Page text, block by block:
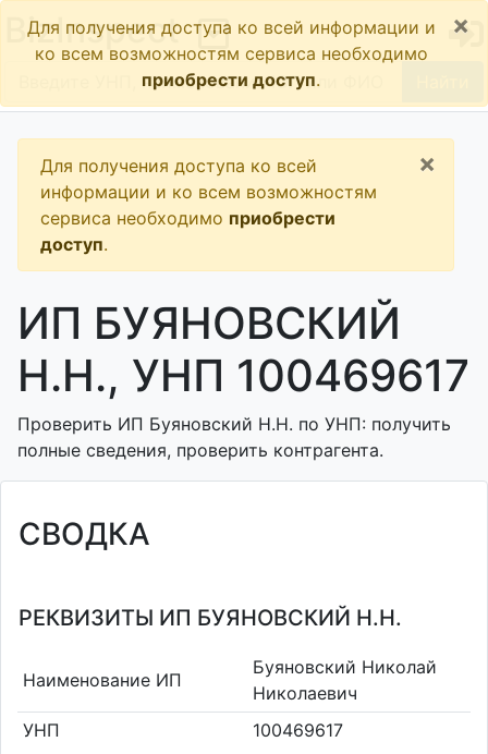
BizInspect
Для получения доступа ко всей информации и
ко всем возможностям сервиса необходимо
приобрести доступ.
×
Для получения доступа ко всей
информации и ко всем возможностям
сервиса необходимо приобрести
доступ.
×
ИП БУЯНОВСКИЙ
Н.Н., УНП 100469617
Проверить ИП Буяновский Н.Н. по УНП: получить
полные сведения, проверить контрагента.
СВОДКА
РЕКВИЗИТЫ ИП БУЯНОВСКИЙ Н.Н.
Наименование ИП
Буяновский Николай
Николаевич
УНП
100469617